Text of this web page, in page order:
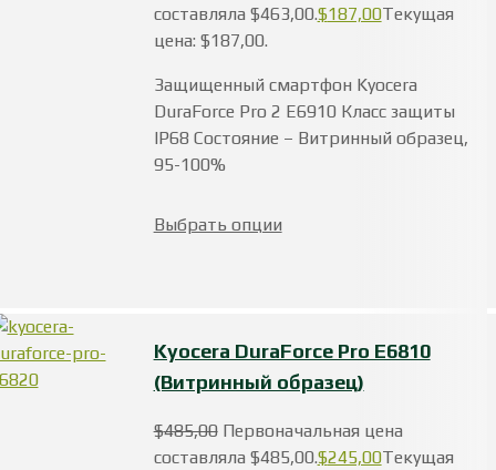
составляла $463,00.$187,00Текущая
цена: $187,00.
Защищенный смартфон Kyocera
DuraForce Pro 2 E6910 Класс защиты
IP68 Состояние – Витринный образец,
95-100%
Выбрать опции
Kyocera DuraForce Pro E6810
(Витринный образец)
$485,00 Первоначальная цена
составляла $485,00.$245,00Текущая